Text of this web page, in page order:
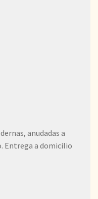
anudadas a
Entrega a domicilio